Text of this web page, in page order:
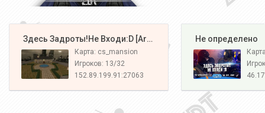
️ Здесь Задроты!Не Входи:D [Army#1]
Карта: cs_mansion
Игроков: 13/32
152.89.199.91:27063
️ Не определено